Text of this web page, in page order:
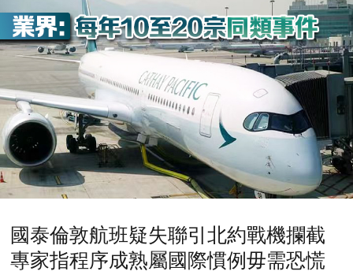
國泰倫敦航班疑失聯引北約戰機攔截
專家指程序成熟屬國際慣例毋需恐慌